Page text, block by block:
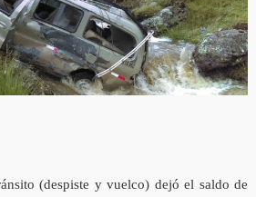
(despiste y vuelco) dejó el saldo de